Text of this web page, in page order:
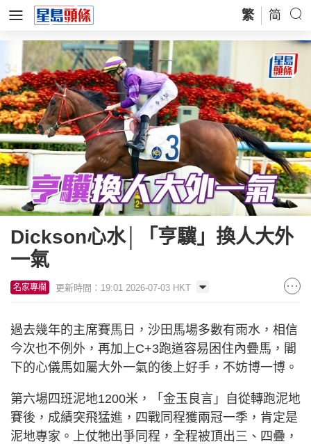
繁 简
Dickson心水│「亨驥」換人大外
一氣
名家專欄 更新時間：19:01 2026-07-03 HKT
過去幾年的主席賽馬日，沙田馬場多數有雨水，相信
今次也不例外，再加上C+3跑道容易困住內疊馬，閣
下的心儀馬如屬大外一氣的後上好手，不妨博一博。
第六場四班泥地1200米，「金玉良言」自從轉跑泥地
賽後，成績突飛猛進，四戰同程獲兩冠一季，肯定是
泥地專家。上仗牠出爭同程，全程被頂出三、四疊，